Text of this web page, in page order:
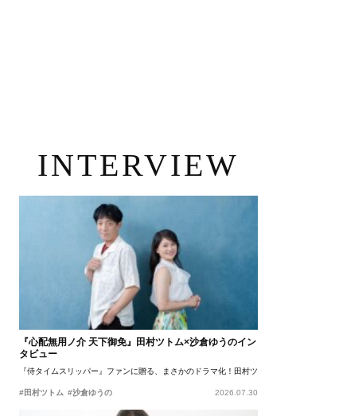
INTERVIEW
『心配無用ノ介 天下御免』田村ツトム×沙倉ゆうのイン
タビュー
『侍タイムスリッパー』ファンに贈る、まさかのドラマ化！田村ツトム×沙倉ゆうのが語
#田村ツトム #沙倉ゆうの 2026.07.30